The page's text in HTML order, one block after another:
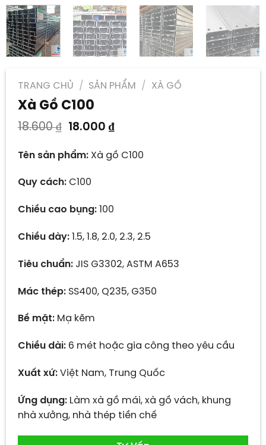
TRANG CHỦ / SẢN PHẨM / XÀ GỒ
Xà Gồ C100
18.600₫
Giá
là:
18.600 ₫.
18.000 ₫Giá
tại
là:
Tên sản phẩm:Xà gồ C100
Quy cách:C100
Chiều cao bụng:100
Chiều dày:1.5, 1.8, 2.0, 2.3, 2.5
Tiêu chuẩn:JIS G3302, ASTM A653
Mác thép:SS400, Q235, G350
Bề mặt:Mạ kẽm
Chiều dài:6 mét hoặc gia công theo yêu cầu
Xuất xứ:Việt Nam, Trung Quốc
Ứng dụng:Làm xà gồ mái, xà gồ vách, khung
nhà xưởng, nhà thép tiền chế